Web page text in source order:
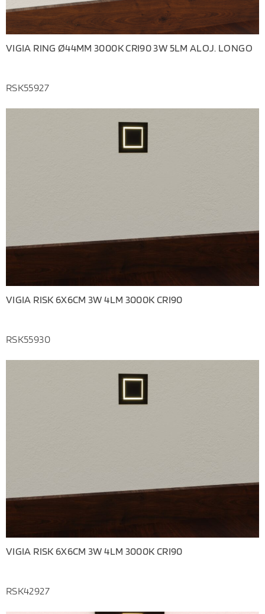
VIGIA RING Ø44MM 3000K CRI90 3W 5LM ALOJ. LONGO
RSK55927
VIGIA RISK 6X6CM 3W 4LM 3000K CRI90
RSK55930
VIGIA RISK 6X6CM 3W 4LM 3000K CRI90
RSK42927